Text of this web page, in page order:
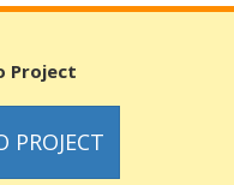
Project